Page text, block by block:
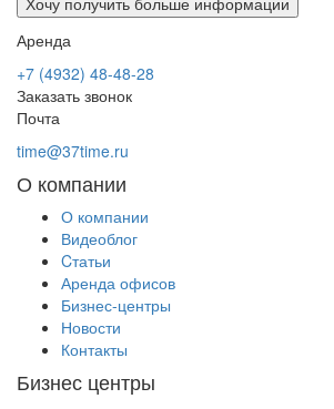
Аренда
+7 (4932) 48-48-28
Заказать звонок
Почта
time@37time.ru
О компании
О компании
Видеоблог
Cтатьи
Аренда офисов
Бизнес-центры
Новости
Контакты
Бизнес центры